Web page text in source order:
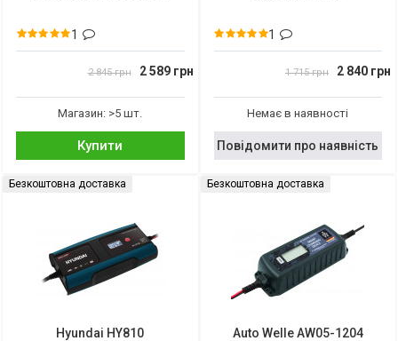
1
2 845 грн 2 589 грн
Магазин: >5 шт.
Купити
1
1 715 грн 2 840 грн
Немає в наявності
Повідомити про наявність
Безкоштовна доставка
Hyundai HY810
Безкоштовна доставка
Auto Welle AW05-1204